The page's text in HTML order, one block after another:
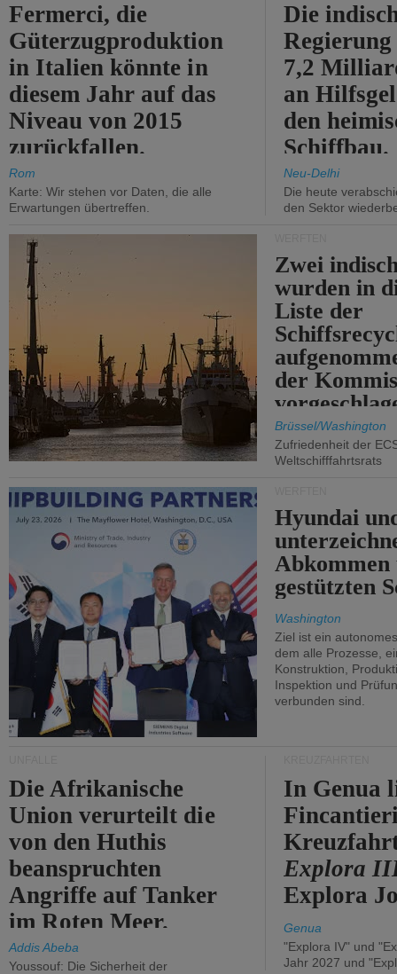
Fermerci, die
Güterzugproduktion
in Italien könnte in
diesem Jahr auf das
Niveau von 2015
zurückfallen.
Rom
Karte: Wir stehen vor Daten, die alle
Erwartungen übertreffen.
Die
7,2
an
den
Schiffbau.
Neu-Delhi
Die heute
den Sektor
Zwei
wurden in
Liste der
der
Brüssel/Washington
Zufriedenheit der
Weltschifffahrtsrats
Hyundai
gestützten
Washington
Ziel ist ein
dem alle Prozesse,
Konstruktion,
Inspektion und
verbunden sind.
Die Afrikanische
Union verurteilt die
von den Huthis
beanspruchten
Angriffe auf Tanker
im Roten Meer.
Addis Abeba
Youssouf: Die Sicherheit der
In Genua
Explora
Explora
Genua
"Explora IV" und
Jahr 2027 und